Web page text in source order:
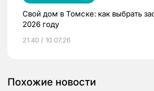
Свой дом в Томске: как выбрать
2026 году
21:40 / 10.07.26
Похожие новости